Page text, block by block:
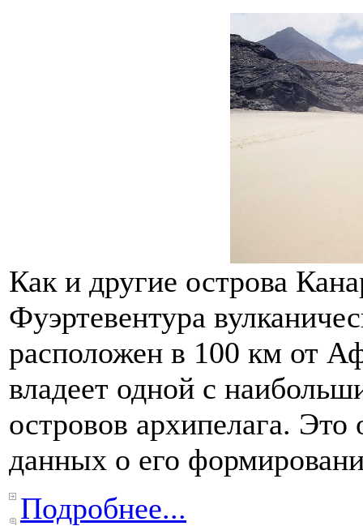
Как и другие острова
Фуэртевентура
расположен в 100 км от
владеет одной с
островов архипелага.
данных о его
Подробнее...